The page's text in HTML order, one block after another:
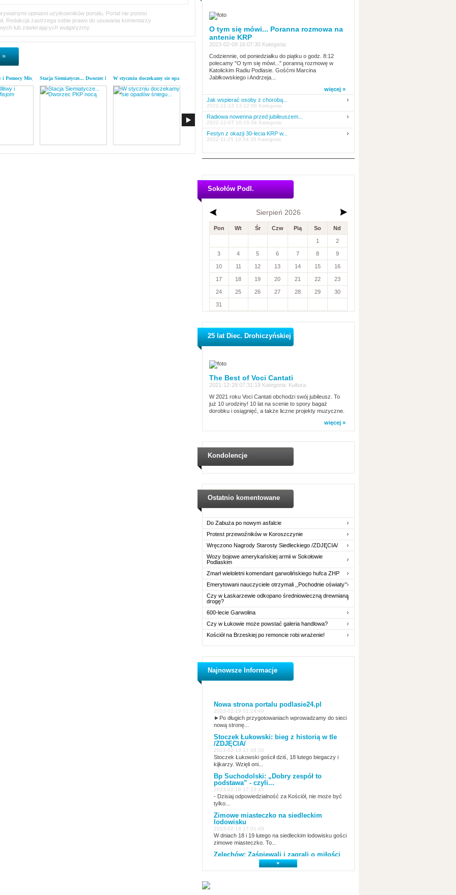
opiniami użytkowników portalu. Portal nie ponosi
Redakcja zastrzega sobie prawo do usuwania komentarzy
lub zawierających wulgaryzmy.
»
i Pomocy MisjomStacja Siemiatycze... Dworzec PKP nocąW styczniu doczekamy sie opadów śniegu...List z kodymskiej parafii... Szopki i dekoracje świątecznie w siedleckich kościołach
O tym się mówi... Poranna rozmowa na
antenie KRP
2023-02-09 16:07:30 Kategoria:
Codziennie, od poniedziałku do piątku o godz. 8:12
polecamy "O tym się mówi..." poranną rozmowę w
Katolickim Radiu Podlasie. Gośćmi Marcina
Jabłkowskiego i Andrzeja...
więcej »
Jak wspierać osoby z chorobą...
2022-12-13 13:12:00 Kategoria:
Radiowa nowenna przed jubileuszem...
2022-12-07 10:16:34 Kategoria:
Festyn z okazji 30-lecia KRP w...
2022-11-25 10:54:35 Kategoria:
Sokołów Podl.
Sierpień 2026
Pon Wt Śr Czw Pią So Nd
1 2
3 4 5 6 7 8 9
10 11 12 13 14 15 16
17 18 19 20 21 22 23
24 25 26 27 28 29 30
31
25 lat Diec. Drohiczyńskiej »
The Best of Voci Cantati
2021-12-28 07:31:19 Kategoria: Kultura
W 2021 roku Voci Cantati obchodzi swój jubileusz. To
już 10 urodziny! 10 lat na scenie to spory bagaż
dorobku i osiągnięć, a także liczne projekty muzyczne.
więcej »
Kondolencje
Ostatnio komentowane
Do Zabuża po nowym asfalcie
Protest przewoźników w Koroszczynie
Wręczono Nagrody Starosty Siedleckiego /ZDJĘCIA/
Wozy bojowe amerykańskiej armii w Sokołowie
Podlaskim
Zmarł wieloletni komendant garwolińskiego hufca ZHP
Emerytowani nauczyciele otrzymali ,,Pochodnie oświaty’’
Czy w Łaskarzewie odkopano średniowieczną drewnianą
drogę?
600-lecie Garwolina
Czy w Łukowie może powstać galeria handlowa?
Kościół na Brzeskiej po remoncie robi wrażenie!
Najnowsze Informacje
Nowa strona portalu podlasie24.pl
2023-02-19 01:24:49
►Po długich przygotowaniach wprowadzamy do sieci
nową stronę...
Stoczek Łukowski: bieg z historią w tle
/ZDJĘCIA/
2023-02-18 17:48:34
Stoczek Łukowski gościł dziś, 18 lutego biegaczy i
kijkarzy. Wzięli oni...
Bp Suchodolski: „Dobry zespół to
podstawa” - czyli...
2023-02-18 17:23:45
- Dzisiaj odpowiedzialność za Kościół, nie może być
tylko...
Zimowe miasteczko na siedleckim
lodowisku
2023-02-18 17:01:49
W dniach 18 i 19 lutego na siedleckim lodowisku gości
zimowe miasteczko. To...
Żelechów: Zaśpiewali i zagrali o miłości
2023-02-18 14:00:45
15 lutego w Miejsko-Gminnym Ośrodku Kultury w